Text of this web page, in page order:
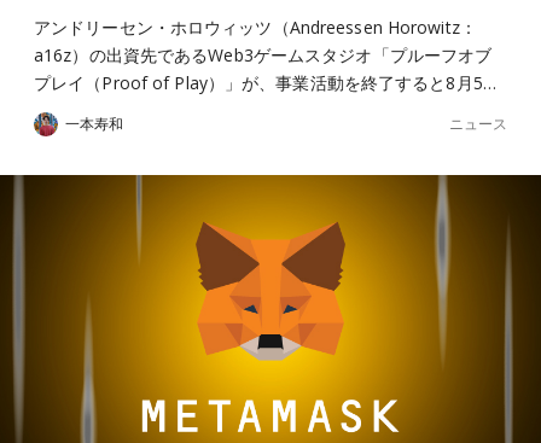
アンドリーセン・ホロウィッツ（Andreessen Horowitz：
a16z）の出資先であるWeb3ゲームスタジオ「プルーフオブ
プレイ（Proof of Play）」が、事業活動を終了すると8月5…
一本寿和 ニュース